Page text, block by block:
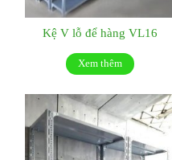
Kệ V lỗ để hàng VL16
Xem thêm